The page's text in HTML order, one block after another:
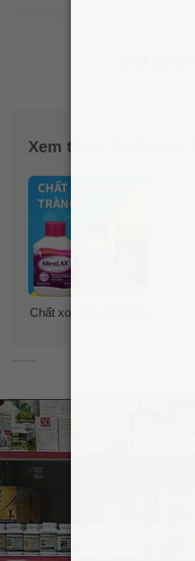
như MiraLAX.
✓Giảm táo bón không thường
✓
với các loại nước uống.
Xem thêm danh mục
Chất xơ - Nhuận tràng